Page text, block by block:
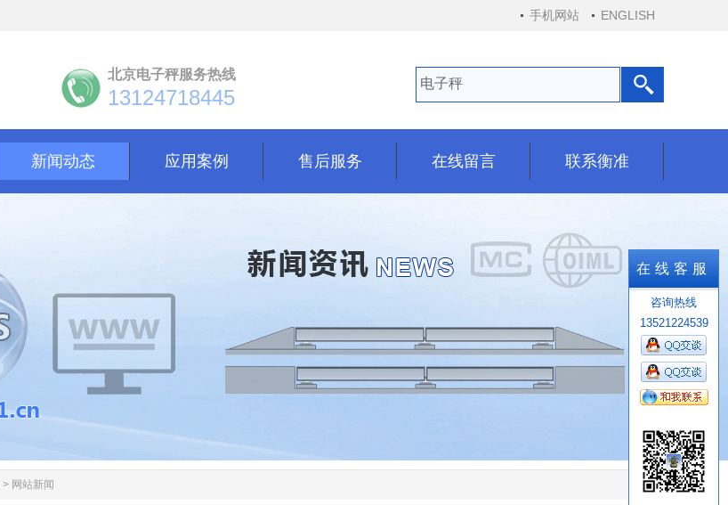
手机网站 ENGLISH
北京电子秤服务热线
13124718445
新闻动态 应用案例 售后服务 在线留言 联系衡准
> 网站新闻
在线客服
咨询热线
13521224539